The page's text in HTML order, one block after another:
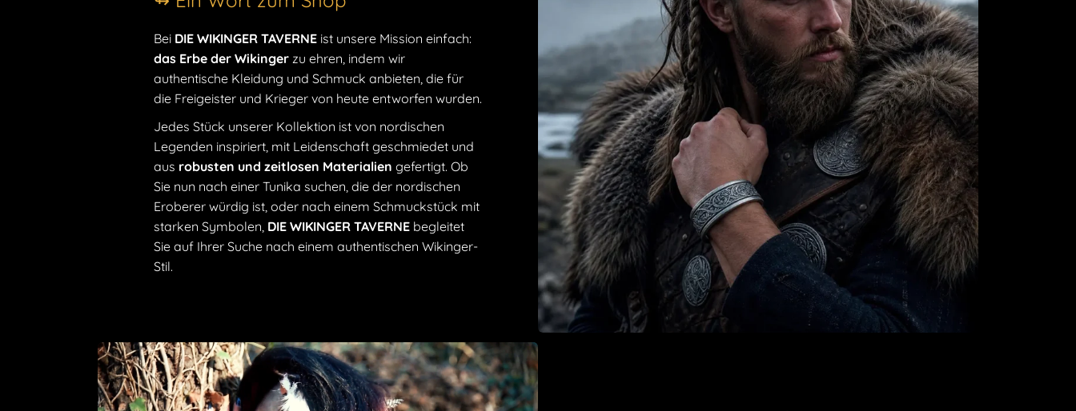
Bei DIE WIKINGER TAVERNE ist unsere Mission einfach:
das Erbe der Wikinger zu ehren, indem wir
authentische Kleidung und Schmuck anbieten, die für
die Freigeister und Krieger von heute entworfen wurden.
Jedes Stück unserer Kollektion ist von nordischen
Legenden inspiriert, mit Leidenschaft geschmiedet und
aus robusten und zeitlosen Materialien gefertigt. Ob
Sie nun nach einer Tunika suchen, die der nordischen
Eroberer würdig ist, oder nach einem Schmuckstück mit
starken Symbolen, DIE WIKINGER TAVERNE begleitet
Sie auf Ihrer Suche nach einem authentischen Wikinger-
Stil.